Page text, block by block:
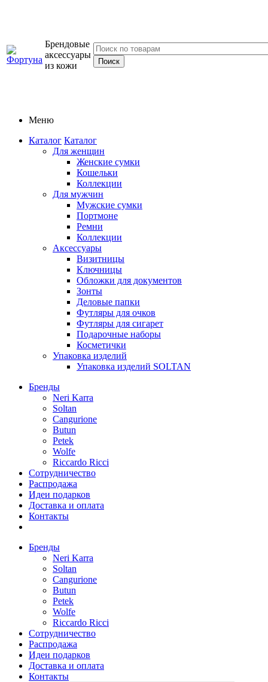
Брендовые
аксессуары
из кожи
Меню
Каталог Каталог
Для женщин
Женские сумки
Кошельки
Коллекции
Для мужчин
Мужские сумки
Портмоне
Ремни
Коллекции
Аксессуары
Визитницы
Ключницы
Обложки для документов
Зонты
Деловые папки
Футляры для очков
Футляры для сигарет
Подарочные наборы
Косметички
Упаковка изделий
Упаковка изделий SOLTAN
Бренды
Neri Karra
Soltan
Cangurione
Butun
Petek
Wolfe
Riccardo Ricci
Сотрудничество
Распродажа
Идеи подарков
Доставка и оплата
Контакты
Бренды
Neri Karra
Soltan
Cangurione
Butun
Petek
Wolfe
Riccardo Ricci
Сотрудничество
Распродажа
Идеи подарков
Доставка и оплата
Контакты